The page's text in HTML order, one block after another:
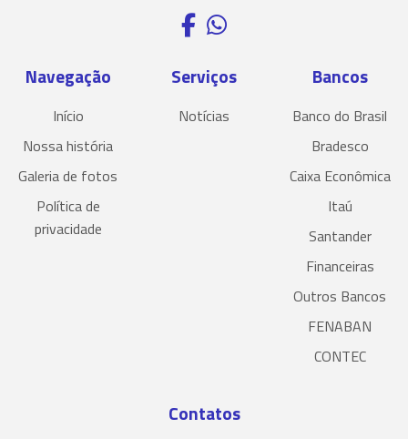
Navegação
Início
Nossa história
Galeria de fotos
Política de
privacidade
Serviços
Notícias
Bancos
Banco do Brasil
Bradesco
Caixa Econômica
Itaú
Santander
Financeiras
Outros Bancos
FENABAN
CONTEC
Contatos